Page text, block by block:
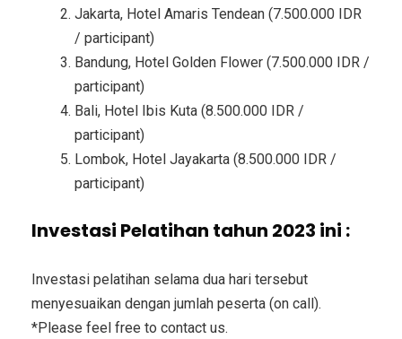
Jakarta, Hotel Amaris Tendean (7.500.000 IDR
/ participant)
Bandung, Hotel Golden Flower (7.500.000 IDR /
participant)
Bali, Hotel Ibis Kuta (8.500.000 IDR /
participant)
Lombok, Hotel Jayakarta (8.500.000 IDR /
participant)
Investasi Pelatihan tahun 2023 ini :
Investasi pelatihan selama dua hari tersebut
menyesuaikan dengan jumlah peserta (on call).
*Please feel free to contact us.